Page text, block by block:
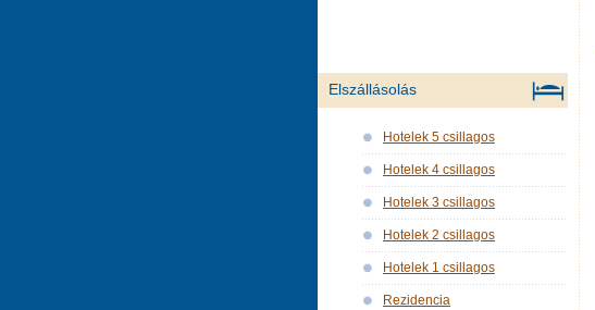
Elszállásolás
Hotelek 5 csillagos
Hotelek 4 csillagos
Hotelek 3 csillagos
Hotelek 2 csillagos
Hotelek 1 csillagos
Rezidencia